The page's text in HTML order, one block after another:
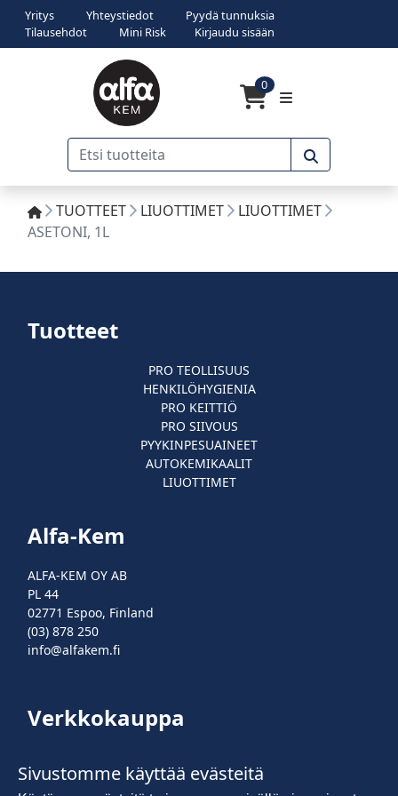
Yritys Yhteystiedot
Pyydä tunnuksia
Tilausehdot
Mini Risk Kirjaudu sisään
0
TUOTTEET LIUOTTIMET
LIUOTTIMET
ASETONI, 1L
Tuotteet
PRO TEOLLISUUS
HENKILÖHYGIENIA
PRO KEITTIÖ
PRO SIIVOUS
PYYKINPESUAINEET
AUTOKEMIKAALIT
LIUOTTIMET
Alfa-Kem
ALFA-KEM OY AB
PL 44
02771 Espoo, Finland
(03) 878 250
info@alfakem.fi
Verkkokauppa
Sivustomme käyttää evästeitä